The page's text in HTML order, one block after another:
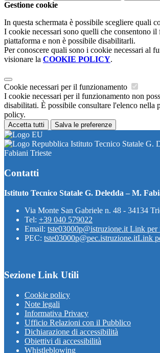
Gestione cookie
In questa schermata è possibile scegliere quali
I cookie necessari sono quelli che consentono il
piattaforma e non è possibile disabilitarli.
Per conoscere quali sono i cookie necessari al
visionare la COOKIE POLICY.
Cookie necessari per il funzionamento
I cookie necessari per il funzionamento non
disabilitati. È possibile consultare l'elenco nella
policy.
Accetta tutti Salva le preferenze
Istituto Tecnico Statale G.
Fabiani Trieste
Contatti
Istituto Tecnico Statale G. Deledda – M.
Via Monte San Gabriele n. 48 - 34134
Tel: +39 040 579022
Email: tste03000p@istruzione.it Link per
PEC: tste03000p@pec.istruzione.itLink
Sezione Link Utili
Cookie policy
Note legali
Informativa Privacy
Ufficio Relazioni con il Pubblico
Dichiarazione di accessibilità
Obiettivi di accessibilità
Whistleblowing